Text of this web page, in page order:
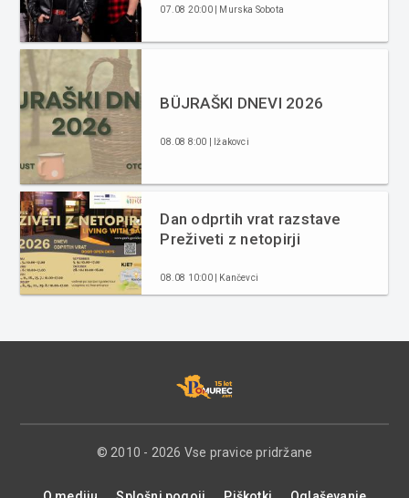
07.08 20:00 | Murska Sobota
BÜJRAŠKI DNEVI 2026
08.08 8:00 | Ižakovci
Dan odprtih vrat razstave
Preživeti z netopirji
08.08 10:00 | Kančevci
© 2010 - 2026 Vse pravice pridržane